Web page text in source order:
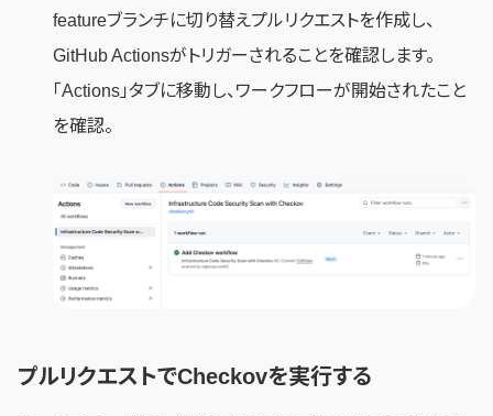
featureブランチに切り替えプルリクエストを作成し、
GitHub Actionsがトリガーされることを確認します。
「Actions」タブに移動し、ワークフローが開始されたこと
を確認。
プルリクエストでCheckovを実行する